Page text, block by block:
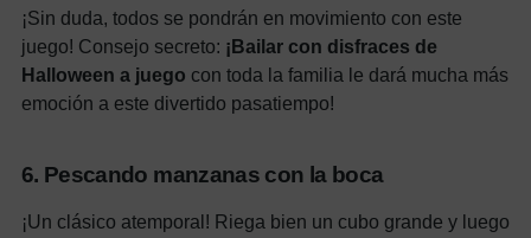
¡Sin duda, todos se pondrán en movimiento con este
juego! Consejo secreto: ¡Bailar con disfraces de
Halloween a juego con toda la familia le dará mucha más
emoción a este divertido pasatiempo!
6. Pescando manzanas con la boca
¡Un clásico atemporal! Riega bien un cubo grande y luego